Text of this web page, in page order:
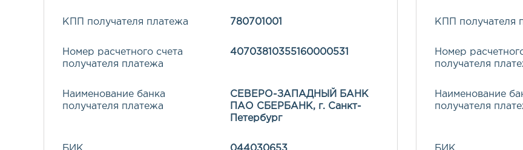
КПП получателя платежа 780701001
Номер расчетного счета
получателя платежа
40703810355160000531
Наименование банка
получателя платежа
CЕВЕРО-ЗАПАДНЫЙ БАНК
ПАО СБЕРБАНК, г. Санкт-
Петербург
КПП получателя
Номер
получателя
Наименование
получателя